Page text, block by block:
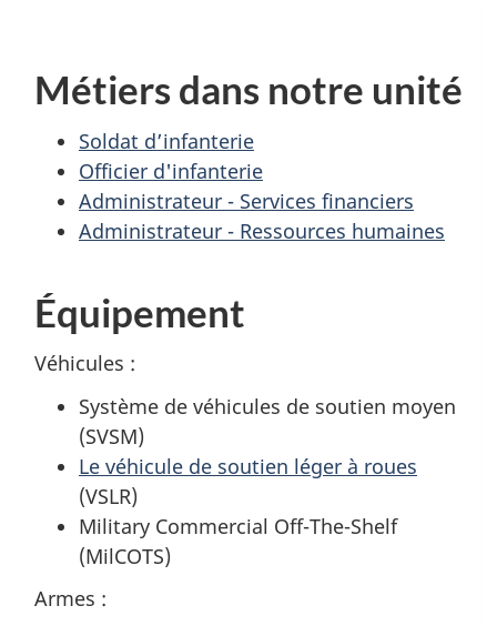
Métiers dans notre unité
Soldat d’infanterie
Officier d'infanterie
Administrateur - Services financiers
Administrateur - Ressources humaines
Équipement
Véhicules :
Système de véhicules de soutien moyen
(SVSM)
Le véhicule de soutien léger à roues
(VSLR)
Military Commercial Off-The-Shelf
(MilCOTS)
Armes :